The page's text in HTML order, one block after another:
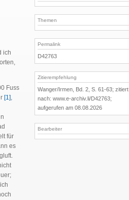
ich
Fuss
[1],
für
es
Themen
Permalink
D42763
Zitierempfehlung
Wanger/Irmen, Bd. 2, S. 61-63; zitiert
nach: www.e-archiv.li/D42763;
aufgerufen am 08.08.2026
Bearbeiter